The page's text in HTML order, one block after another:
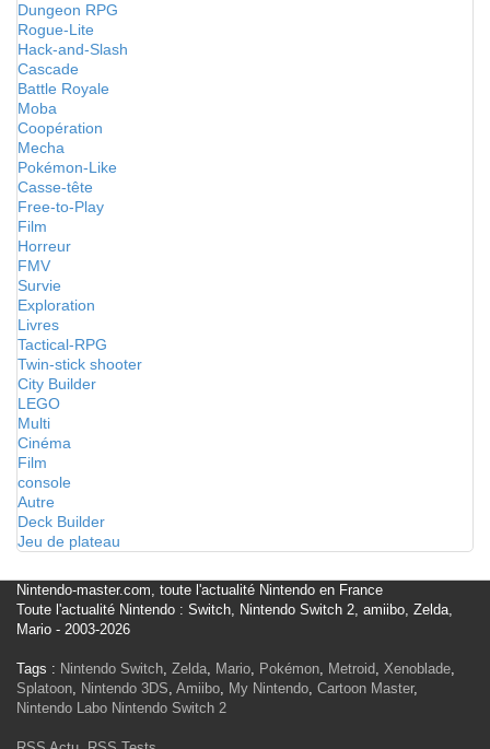
Dungeon RPG
Rogue-Lite
Hack-and-Slash
Cascade
Battle Royale
Moba
Coopération
Mecha
Pokémon-Like
Casse-tête
Free-to-Play
Film
Horreur
FMV
Survie
Exploration
Livres
Tactical-RPG
Twin-stick shooter
City Builder
LEGO
Multi
Cinéma
Film
console
Autre
Deck Builder
Jeu de plateau
Nintendo-master.com, toute l'actualité Nintendo en France
Toute l'actualité Nintendo : Switch, Nintendo Switch 2, amiibo, Zelda,
Mario - 2003-2026
Tags : Nintendo Switch, Zelda, Mario, Pokémon, Metroid, Xenoblade,
Splatoon, Nintendo 3DS, Amiibo, My Nintendo, Cartoon Master,
Nintendo Labo Nintendo Switch 2